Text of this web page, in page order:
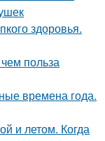
здоровья.
польза
времена года.
и летом. Когда